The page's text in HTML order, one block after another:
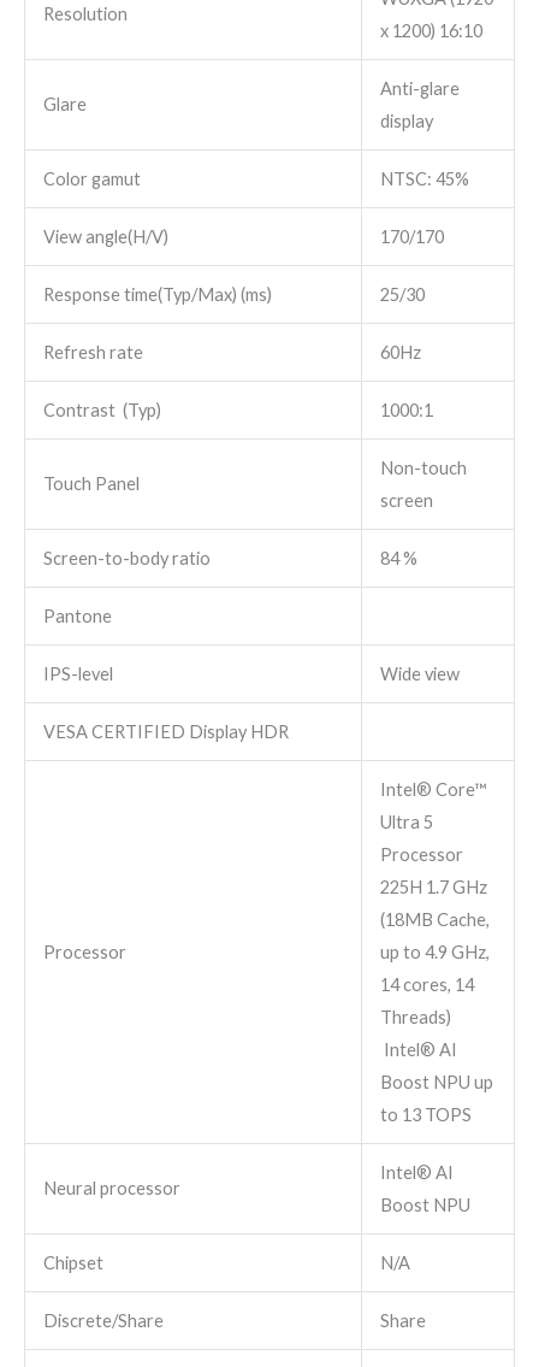
Resolution
x 1200) 16:10
Glare
Anti-glare
display
Color gamut NTSC: 45%
View angle(H/V) 170/170
Response time(Typ/Max) (ms) 25/30
Refresh rate 60Hz
Contrast (Typ) 1000:1
Touch Panel
Non-touch
screen
Screen-to-body ratio 84 %
Pantone
IPS-level Wide view
VESA CERTIFIED Display HDR
Processor
Intel® Core™
Ultra 5
Processor
225H 1.7 GHz
(18MB Cache,
up to 4.9 GHz,
14 cores, 14
Threads)
Intel® AI
Boost NPU up
to 13 TOPS
Neural processor
Intel® AI
Boost NPU
Chipset N/A
Discrete/Share Share